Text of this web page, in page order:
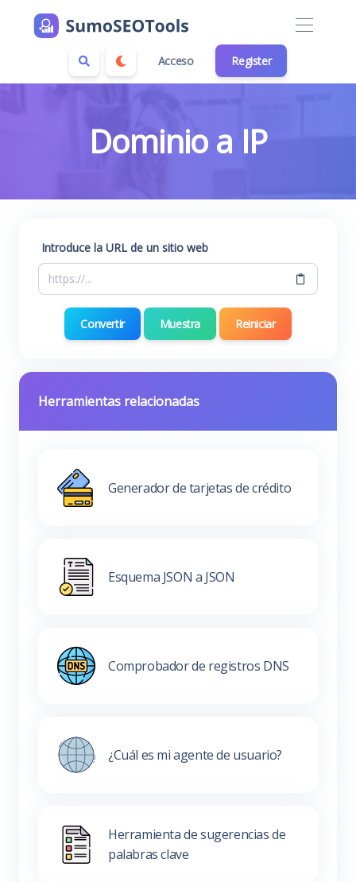
Acceso Register
Dominio a IP
Introduce la URL de un sitio web
Convertir Muestra Reiniciar
Herramientas relacionadas
Generador de tarjetas de crédito
Esquema JSON a JSON
Comprobador de registros DNS
¿Cuál es mi agente de usuario?
Herramienta de sugerencias de
palabras clave